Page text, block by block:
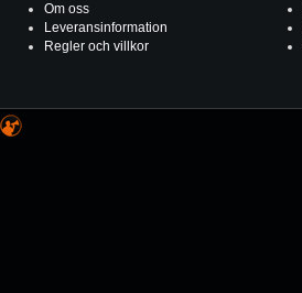
Om oss
Leveransinformation
Regler och villkor